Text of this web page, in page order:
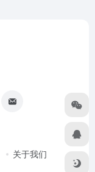
关于我们